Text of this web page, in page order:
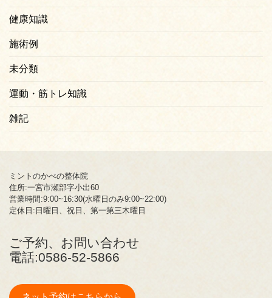
健康知識
施術例
未分類
運動・筋トレ知識
雑記
ミントのかべの整体院
住所:一宮市瀬部字小出60
営業時間:9:00~16:30(水曜日のみ9:00~22:00)
定休日:日曜日、祝日、第一第三木曜日
ご予約、お問い合わせ
電話:0586-52-5866